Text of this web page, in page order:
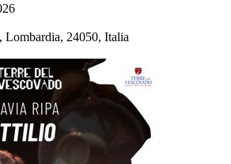
Lombardia, 24050, Italia